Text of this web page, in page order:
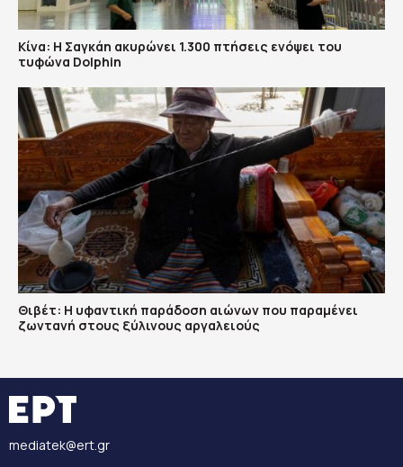
Κίνα: Η Σαγκάη ακυρώνει 1.300 πτήσεις ενόψει του
τυφώνα Dolphin
Θιβέτ: Η υφαντική παράδοση αιώνων που παραμένει
ζωντανή στους ξύλινους αργαλειούς
mediatek@ert.gr